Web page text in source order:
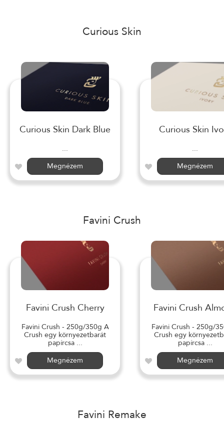
Curious Skin
Curious Skin Dark Blue
...
Megnézem
Curious Skin
...
Megnézem
Favini Crush
Favini Crush Cherry
Favini Crush - 250g/350g A
Crush egy környezetbarát
papírcsa ...
Megnézem
Favini Crush
Favini Crush - 250g/
Crush egy
papírcsa ...
Megnézem
Favini Remake